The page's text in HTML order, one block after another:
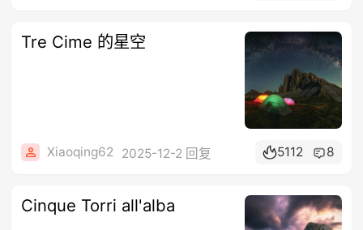
Tre Cime 的星空
Xiaoqing62 2025-12-2 回复 5112 8
Cinque Torri all'alba